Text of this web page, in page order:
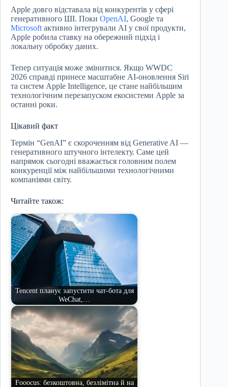
Apple довго відставала від конкурентів у сфері
генеративного ШІ. Поки OpenAI, Google та
Microsoftактивно інтегрували AI у свої продукти,
Apple робила ставку на обережний підхід і
локальну обробку даних.
Тепер ситуація може змінитися. Якщо WWDC
2026 справді принесе масштабне AI-оновлення Siri
та систем Apple Intelligence, це стане найбільшим
технологічним перезапуском екосистеми Apple за
останні роки.
Цікавий факт
Термін “GenAI” є скороченням від Generative AI —
генеративного штучного інтелекту. Саме цей
напрямок сьогодні вважається головним полем
конкуренції між найбільшими технологічними
компаніями світу.
Читайте також:
Tencent планує запустити чат-бота для
WeChat,…
Fooocus: безкоштовна, безлімітна й на